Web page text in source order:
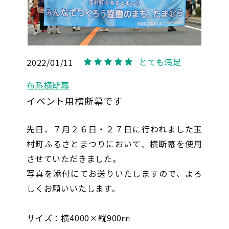
2022/01/11
とても満足
布系横断幕
イベント用横断幕です
先日、７月２６日・２７日に行われました玉
村町ふるさとまつりにおいて、横断幕を使用
させていただきました。
写真を添付にてお送りいたしますので、よろ
しくお願いいたします。
サイズ：横4000×縦900㎜